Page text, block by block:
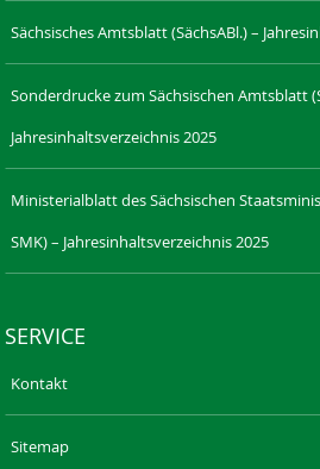
Sächsisches Amtsblatt (SächsABl.) –
Sonderdrucke zum Sächsischen Amtsblatt
Jahresinhaltsverzeichnis 2025
Ministerialblatt des Sächsischen
SMK) – Jahresinhaltsverzeichnis 2025
SERVICE
Kontakt
Sitemap